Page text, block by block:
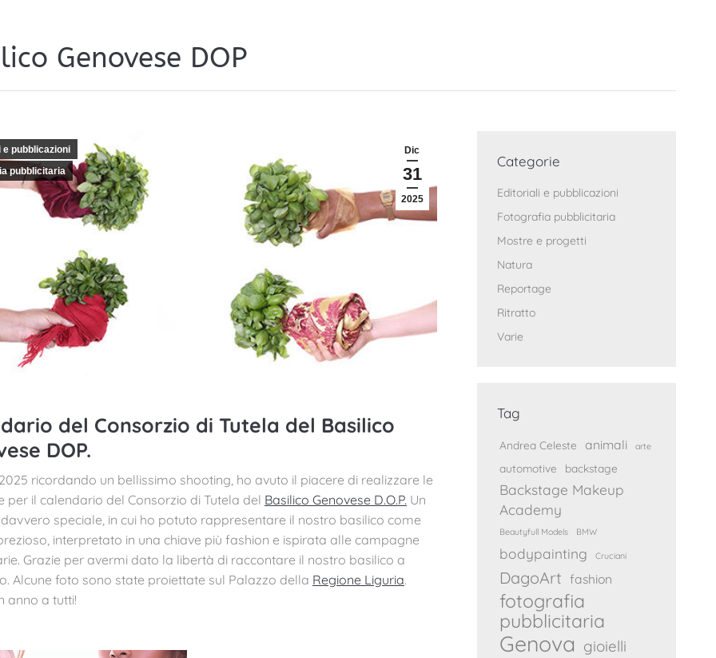
Genovese DOP
Dic
31
2025
e pubblicazioni
pubblicitaria
del Consorzio di Tutela del Basilico
DOP.
ricordando un bellissimo shooting, ho avuto il piacere di realizzare le
per il calendario del Consorzio di Tutela del Basilico Genovese D.O.P. Un
speciale, in cui ho potuto rappresentare il nostro basilico come
interpretato in una chiave più fashion e ispirata alle campagne
Grazie per avermi dato la libertà di raccontare il nostro basilico a
Alcune foto sono state proiettate sul Palazzo della Regione Liguria.
anno a tutti!
Categorie
Editoriali e pubblicazioni
Fotografia pubblicitaria
Mostre e progetti
Natura
Reportage
Ritratto
Varie
Tag
Andrea Celeste animali arte
automotive backstage
Backstage Makeup
Academy
Beautyfull Models BMW
bodypainting Cruciani
DagoArt fashion
fotografia
pubblicitaria
Genova gioielli